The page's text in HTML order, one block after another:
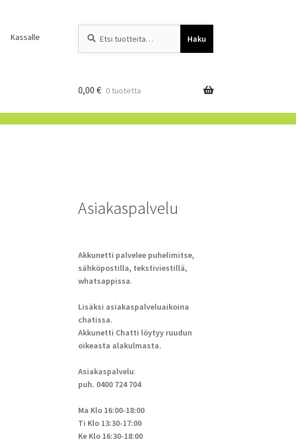
Kassalle Haku
0,00 € 0 tuotetta
Asiakaspalvelu
Akkunetti palvelee puhelimitse,
sähköpostilla, tekstiviestillä,
whatsappissa.
Lisäksi asiakaspalveluaikoina
chatissa.
Akkunetti Chatti löytyy ruudun
oikeasta alakulmasta.
Asiakaspalvelu:
puh. 0400 724 704
Ma Klo 16:00-18:00
Ti Klo 13:30-17:00
Ke Klo 16:30-18:00